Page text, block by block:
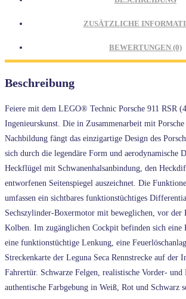
ZUSÄTZLICHE
BEWERTUNGEN (0)
Beschreibung
Feiere mit dem LEGO® Technic Porsche 911 RSR
Ingenieurskunst. Die in Zusammenarbeit mit
Nachbildung fängt das einzigartige Design des
sich durch die legendäre Form und aerodynamische
Heckflügel mit Schwanenhalsanbindung, den
entworfenen Seitenspiegel auszeichnet. Die
umfassen ein sichtbares funktionstüchtiges
Sechszylinder-Boxermotor mit beweglichen, vor der
Kolben. Im zugänglichen Cockpit befinden sich eine
eine funktionstüchtige Lenkung, eine
Streckenkarte der Leguna Seca Rennstrecke auf der
Fahrertür. Schwarze Felgen, realistische Vorder- und
authentische Farbgebung in Weiß, Rot und Schwarz